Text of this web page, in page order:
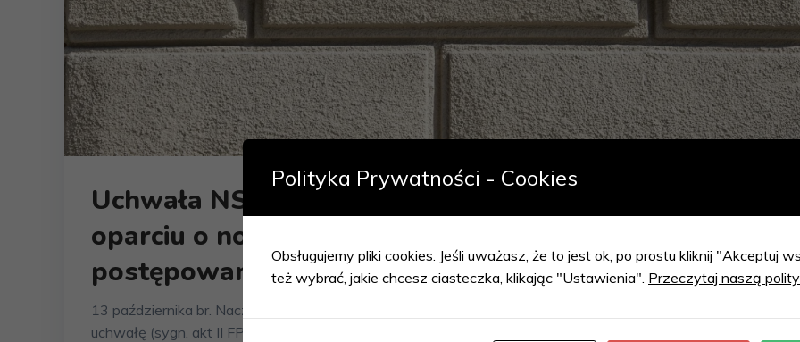
Uchwała NSA – można wznowić postępowanie w
oparciu o nowe dowody znane stronie w trakcie
postępowania zwykłego
13 października br. Naczelny Sąd Administracyjny w składzie siedmiu sędziów wydał bardzo korzystną
uchwałę (sygn. akt II FPS 3/25) o następującej treści:
Polityka Prywatności - Cookies
Obsługujemy pliki cookies. Jeśli uważasz, że to jest ok, po prostu kliknij "Akceptuj
też wybrać, jakie chcesz ciasteczka, klikając "Ustawienia". Przeczytaj naszą